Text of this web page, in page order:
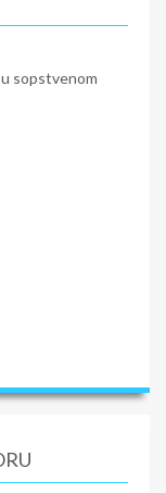
sopstvenom